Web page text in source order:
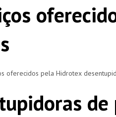
oferecidos pela Hidrotex